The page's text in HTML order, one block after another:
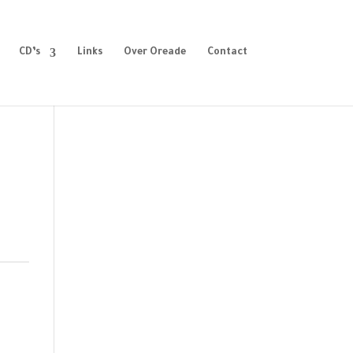
CD’s Links Over Oreade Contact